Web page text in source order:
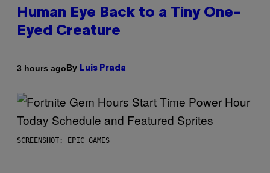
Human Eye Back to a Tiny One-
Eyed Creature
3 hours agoBy Luis Prada
SCREENSHOT: EPIC GAMES